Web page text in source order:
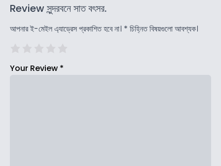
Review সুন্দরবনে সাত বৎসর.
আপনার ই-মেইল এ্যাড্রেস প্রকাশিত হবে না। * চিহ্নিত বিষয়গুলো আবশ্যক।
Your Review *